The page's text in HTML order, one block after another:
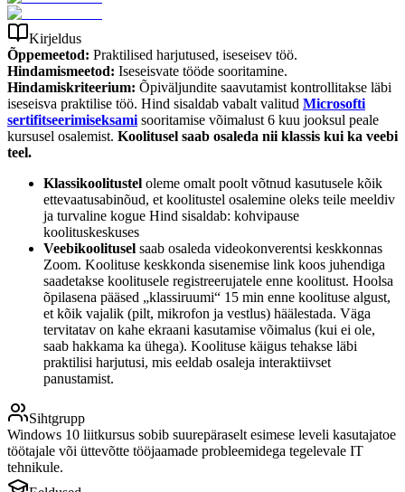
Kirjeldus
Õppemeetod: Praktilised harjutused, iseseisev töö.
Hindamismeetod: Iseseisvate tööde sooritamine.
Hindamiskriteerium: Õpiväljundite saavutamist kontrollitakse läbi
iseseisva praktilise töö. Hind sisaldab vabalt valitud Microsofti
sertifitseerimiseksami sooritamise võimalust 6 kuu jooksul peale
kursusel osalemist. Koolitusel saab osaleda nii klassis kui ka veebi
teel.
Klassikoolitustel oleme omalt poolt võtnud kasutusele kõik
ettevaatusabinõud, et koolitustel osalemine oleks teile meeldiv
ja turvaline kogue Hind sisaldab: kohvipause
koolituskeskuses
Veebikoolitusel saab osaleda videokonverentsi keskkonnas
Zoom. Koolituse keskkonda sisenemise link koos juhendiga
saadetakse koolitusele registreerujatele enne koolitust. Hoolsa
õpilasena pääsed „klassiruumi“ 15 min enne koolituse algust,
et kõik vajalik (pilt, mikrofon ja vestlus) häälestada. Väga
tervitatav on kahe ekraani kasutamise võimalus (kui ei ole,
saab hakkama ka ühega). Koolituse käigus tehakse läbi
praktilisi harjutusi, mis eeldab osaleja interaktiivset
panustamist.
Sihtgrupp
Windows 10 liitkursus sobib suurepäraselt esimese leveli kasutajatoe
töötajale või üttevõtte tööjaamade probleemidega tegelevale IT
tehnikule.